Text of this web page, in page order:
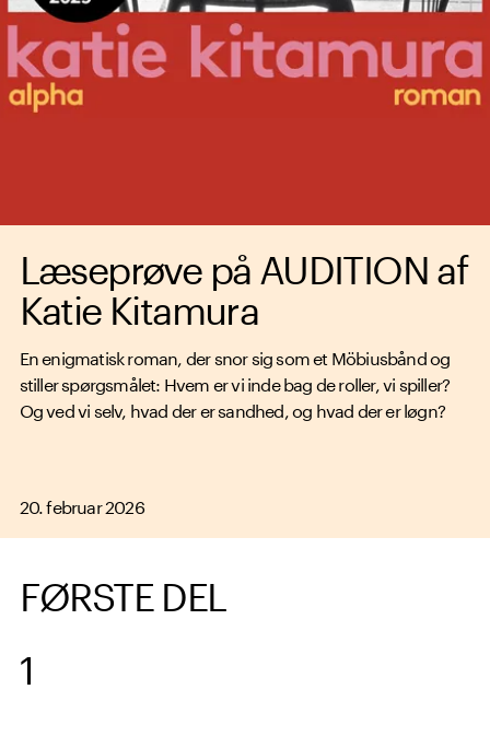
Læseprøve på AUDITION af
Katie Kitamura
En enigmatisk roman, der snor sig som et Möbiusbånd og
stiller spørgsmålet: Hvem er vi inde bag de roller, vi spiller?
Og ved vi selv, hvad der er sandhed, og hvad der er løgn?
20. februar 2026
FØRSTE DEL
1